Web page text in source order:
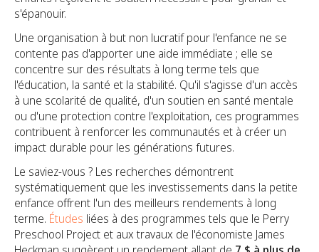
s'épanouir.
Une organisation à but non lucratif pour l'enfance ne se
contente pas d'apporter une aide immédiate ; elle se
concentre sur des résultats à long terme tels que
l'éducation, la santé et la stabilité. Qu'il s'agisse d'un accès
à une scolarité de qualité, d'un soutien en santé mentale
ou d'une protection contre l'exploitation, ces programmes
contribuent à renforcer les communautés et à créer un
impact durable pour les générations futures.
Le saviez-vous ? Les recherches démontrent
systématiquement que les investissements dans la petite
enfance offrent l'un des meilleurs rendements à long
terme. Études liées à des programmes tels que le Perry
Preschool Project et aux travaux de l'économiste James